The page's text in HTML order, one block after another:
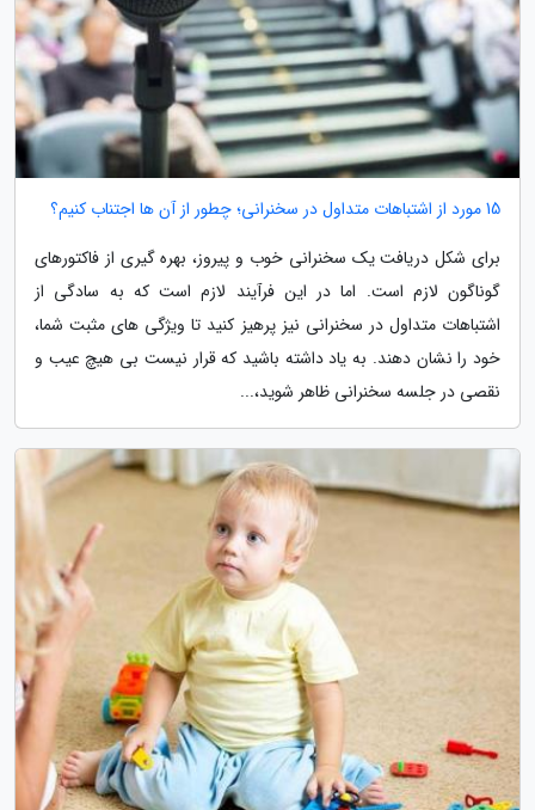
15 مورد از اشتباهات متداول در سخنرانی؛ چطور از آن ها اجتناب کنیم؟
برای شکل دریافت یک سخنرانی خوب و پیروز، بهره گیری از فاکتورهای
گوناگون لازم است. اما در این فرآیند لازم است که به سادگی از
اشتباهات متداول در سخنرانی نیز پرهیز کنید تا ویژگی های مثبت شما،
خود را نشان دهند. به یاد داشته باشید که قرار نیست بی هیچ عیب و
نقصی در جلسه سخنرانی ظاهر شوید،...